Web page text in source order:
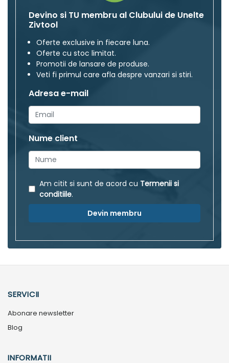
Devino si TU membru al Clubului de Unelte
Zivtool
Oferte exclusive in fiecare luna.
Oferte cu stoc limitat.
Promotii de lansare de produse.
Veti fi primul care afla despre vanzari si stiri.
Adresa e-mail
Nume client
Am citit si sunt de acord cu Termenii si
conditiile.
Devin membru
SERVICII
Abonare newsletter
Blog
INFORMATII